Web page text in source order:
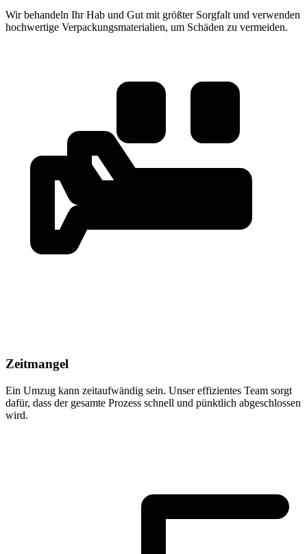
Wir behandeln Ihr Hab und Gut mit größter Sorgfalt und verwenden
hochwertige Verpackungsmaterialien, um Schäden zu vermeiden.
Zeitmangel
Ein Umzug kann zeitaufwändig sein. Unser effizientes Team sorgt
dafür, dass der gesamte Prozess schnell und pünktlich abgeschlossen
wird.